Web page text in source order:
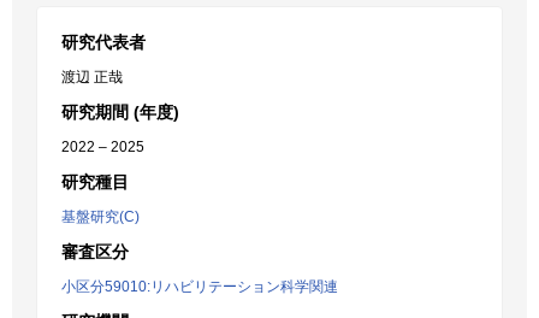
研究代表者
渡辺 正哉
研究期間 (年度)
2022 – 2025
研究種目
基盤研究(C)
審査区分
小区分59010:リハビリテーション科学関連